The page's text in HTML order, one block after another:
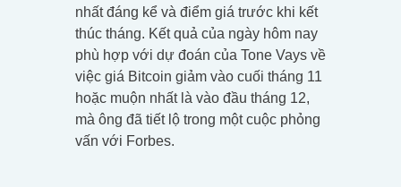
nhất đáng kể và điểm giá trước khi kết
thúc tháng. Kết quả của ngày hôm nay
phù hợp với dự đoán của Tone Vays về
việc giá Bitcoin giảm vào cuối tháng 11
hoặc muộn nhất là vào đầu tháng 12,
mà ông đã tiết lộ trong một cuộc phỏng
vấn với Forbes.